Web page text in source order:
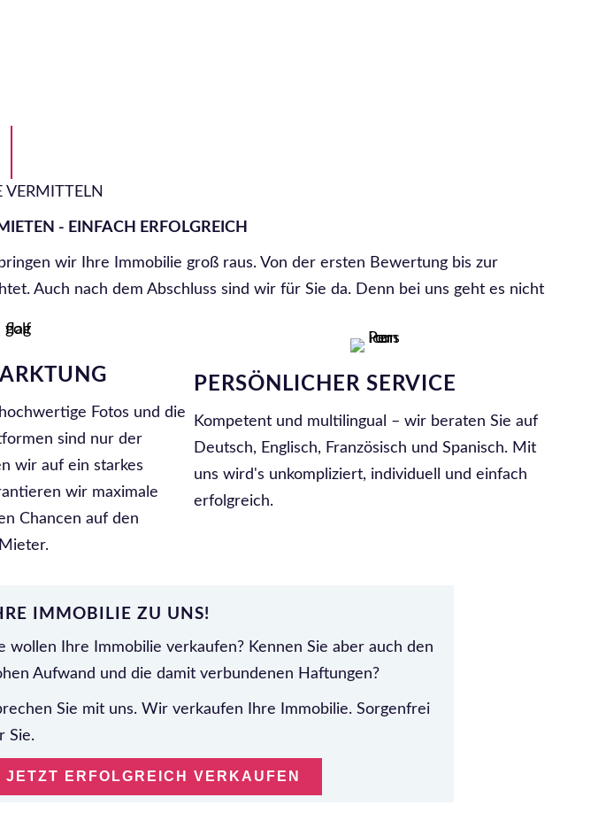
VERMITTELN
- EINFACH ERFOLGREICH
wir Ihre Immobilie groß raus. Von der ersten Bewertung bis zur
Auch nach dem Abschluss sind wir für Sie da. Denn bei uns geht es nicht
Fotos und die
sind nur der
wir auf ein starkes
wir maximale
Chancen auf den
PERSÖNLICHER SERVICE
Kompetent und multilingual – wir beraten Sie auf
Deutsch, Englisch, Französisch und Spanisch. Mit
uns wird's unkompliziert, individuell und einfach
erfolgreich.
IMMOBILIE ZU UNS!
wollen Ihre Immobilie verkaufen? Kennen Sie aber auch den
Aufwand und die damit verbundenen Haftungen?
Sie mit uns. Wir verkaufen Ihre Immobilie. Sorgenfrei
Sie.
JETZT ERFOLGREICH VERKAUFEN